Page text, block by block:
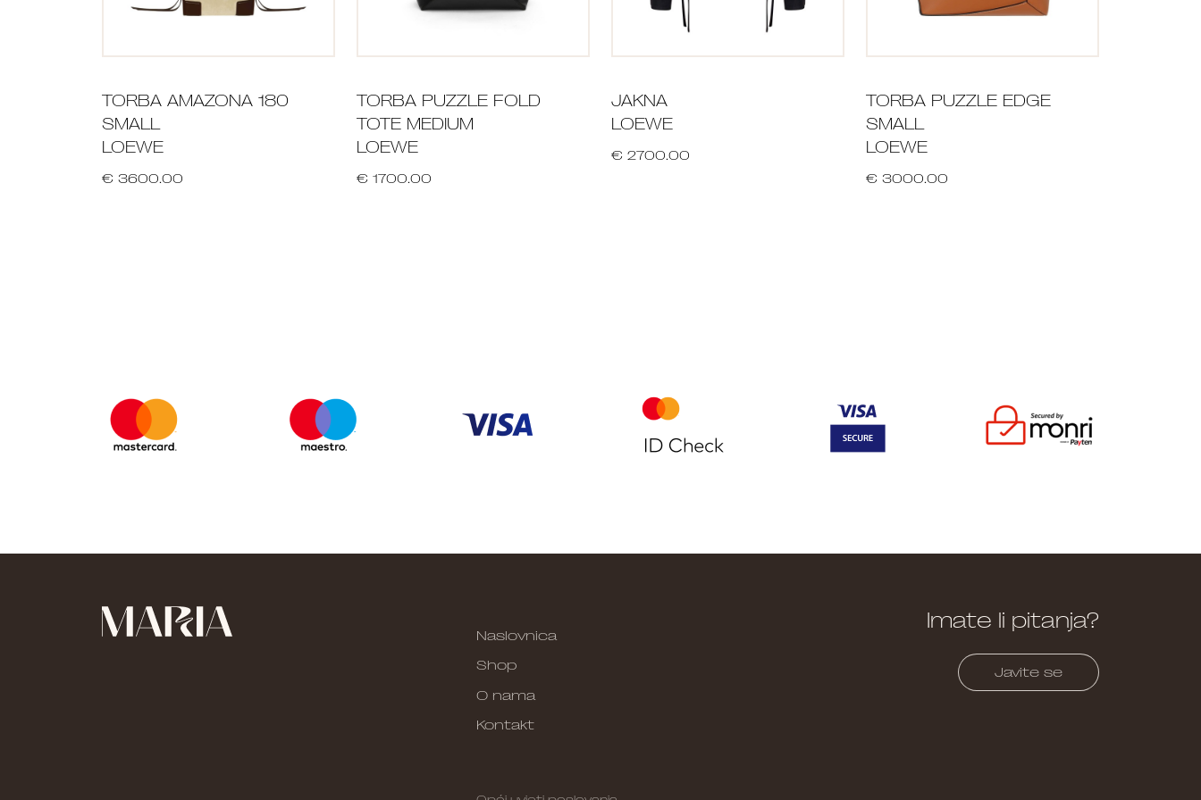
TORBA AMAZONA 180
SMALL
LOEWE
€ 3600.00
TORBA PUZZLE FOLD
TOTE MEDIUM
LOEWE
€ 1700.00
JAKNA
LOEWE
€ 2700.00
TORBA PUZZLE EDGE
SMALL
LOEWE
€ 3000.00
Naslovnica
Shop
O nama
Kontakt
Imate li pitanja?
Javite se